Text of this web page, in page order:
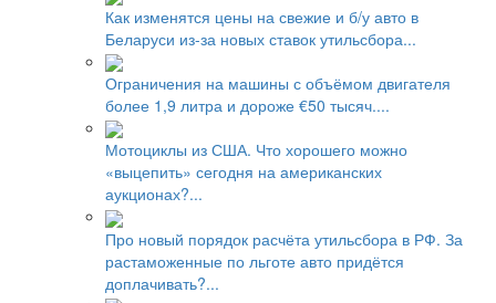
Как изменятся цены на свежие и б/у авто в
Беларуси из-за новых ставок утильсбора...
Ограничения на машины с объёмом двигателя
более 1,9 литра и дороже €50 тысяч....
Мотоциклы из США. Что хорошего можно
«выцепить» сегодня на американских
аукционах?...
Про новый порядок расчёта утильсбора в РФ. За
растаможенные по льготе авто придётся
доплачивать?...